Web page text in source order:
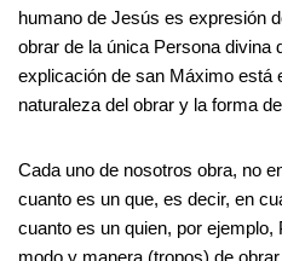
humano de Jesús es expresión
obrar de la única Persona divina
explicación de san Máximo está
naturaleza del obrar y la forma
Cada uno de nosotros obra, no
cuanto es un que, es decir, en
cuanto es un quien, por
modo y manera (tropos) de